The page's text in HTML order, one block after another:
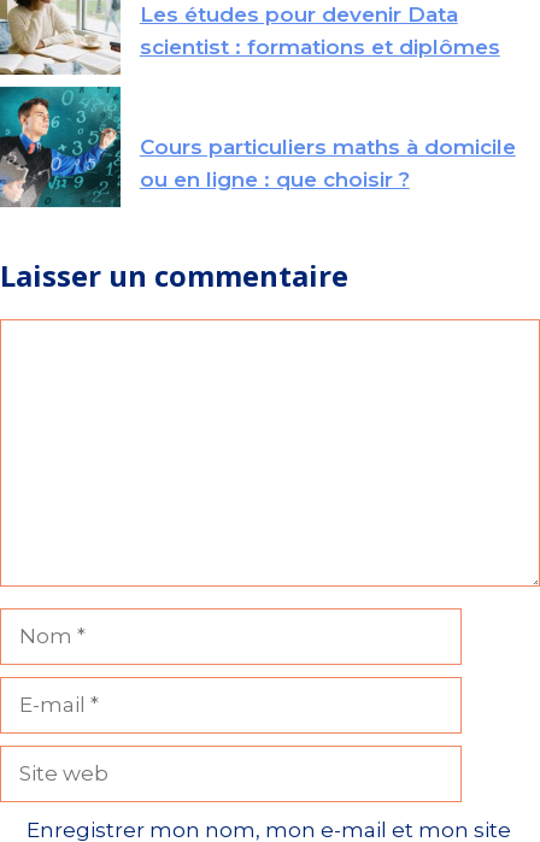
Les études pour devenir Data
scientist : formations et diplômes
Cours particuliers maths à domicile
ou en ligne : que choisir ?
Laisser un commentaire
Site
Enregistrer mon nom, mon e-mail et mon site